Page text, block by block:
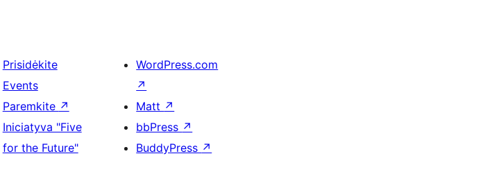
Prisidėkite
Events
Paremkite ↗
Iniciatyva "Five
for the Future"
WordPress.com
↗
Matt ↗
bbPress ↗
BuddyPress ↗